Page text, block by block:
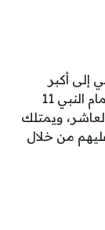
أكبر
القبائل الموجودة في مكة، وقد بلغ عدد أعمام النبي 11
ويمتلك
من خلال